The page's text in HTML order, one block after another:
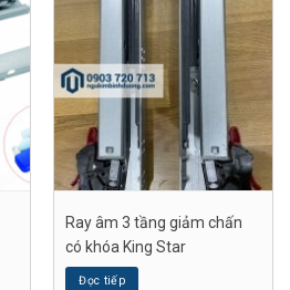
Ray âm 3 tầng giảm chấn
có khóa King Star
Đọc tiếp